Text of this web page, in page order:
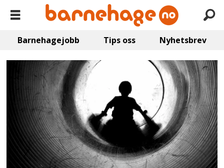
Barnehagejobb Tips oss Nyhetsbrev